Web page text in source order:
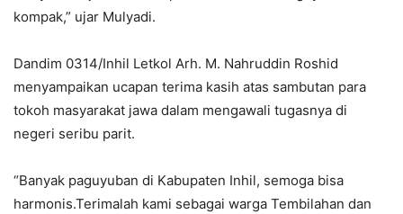
kompak,” ujar Mulyadi.
Dandim 0314/Inhil Letkol Arh. M. Nahruddin Roshid
menyampaikan ucapan terima kasih atas sambutan para
tokoh masyarakat jawa dalam mengawali tugasnya di
negeri seribu parit.
“Banyak paguyuban di Kabupaten Inhil, semoga bisa
harmonis.Terimalah kami sebagai warga Tembilahan dan